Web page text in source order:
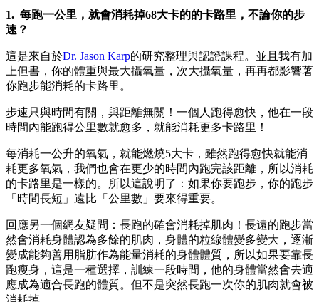
1. 每跑一公里，就會消耗掉68大卡的的卡路里，不論你的步
速？
這是來自於Dr. Jason Karp的研究整理與認證課程。並且我有加
上但書，你的體重與最大攝氧量，次大攝氧量，再再都影響著
你跑步能消耗的卡路里。
步速只與時間有關，與距離無關！一個人跑得愈快，他在一段
時間內能跑得公里數就愈多，就能消耗更多卡路里！
每消耗一公升的氧氣，就能燃燒5大卡，雖然跑得愈快就能消
耗更多氧氣，我們也會在更少的時間內跑完該距離，所以消耗
的卡路里是一樣的。所以這說明了：如果你要跑步，你的跑步
「時間長短」遠比「公里數」要來得重要。
回應另一個網友疑問：長跑的確會消耗掉肌肉！長遠的跑步當
然會消耗身體認為多餘的肌肉，身體的粒線體變多變大，逐漸
變成能夠善用脂肪作為能量消耗的身體體質，所以如果要靠長
跑瘦身，這是一種選擇，訓練一段時間，他的身體當然會去適
應成為適合長跑的體質。但不是突然長跑一次你的肌肉就會被
消耗掉。